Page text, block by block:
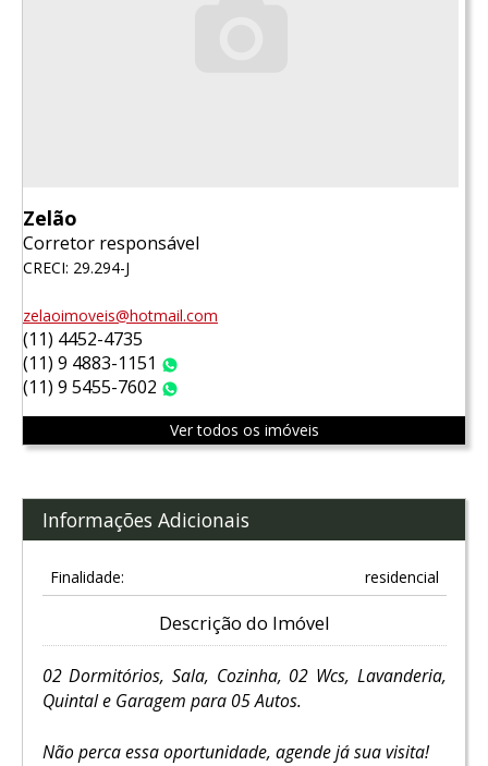
Zelão
Corretor responsável
CRECI: 29.294-J
zelaoimoveis@hotmail.com
(11) 4452-4735
(11) 9 4883-1151
(11) 9 5455-7602
Ver todos os imóveis
Informações Adicionais
Finalidade: residencial
Descrição do Imóvel
02 Dormitórios, Sala, Cozinha, 02 Wcs, Lavanderia,
Quintal e Garagem para 05 Autos.
Não perca essa oportunidade, agende já sua visita!